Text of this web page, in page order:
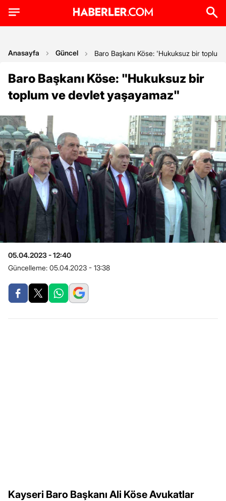
Anasayfa Güncel Baro Başkanı Köse: 'Hukuksuz bir
Baro Başkanı Köse: "Hukuksuz bir
toplum ve devlet yaşayamaz"
05.04.2023 - 12:40
Güncelleme: 05.04.2023 - 13:38
Kayseri Baro Başkanı Ali Köse Avukatlar